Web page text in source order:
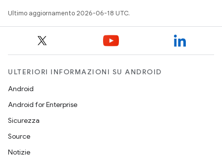
Ultimo aggiornamento 2026-06-18 UTC.
ULTERIORI INFORMAZIONI SU ANDROID
Android
Android for Enterprise
Sicurezza
Source
Notizie